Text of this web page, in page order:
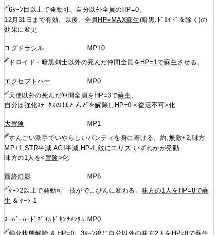
6ﾀｰﾝ目以上で発動可、自分以外全員のHP=0。
12月31日まで有効、以後、全員 HP=MAX蘇生(暗黒.ﾄﾞﾛｲﾄﾞを除く)の
効果に変更
ユグドラシル
MP10
ドロイド・暗黒剣士以外の死んだ仲間全員を HP=1で蘇生させる。
エクセプトハー
MP0
天使以外の死んだ仲間全員をHP=3で蘇生、
自分は強化ｽﾃｰﾀｽのほとんどを解除しHP=0 <復活不可>化
大冒険
MP1
すんごい派手でいやらしいパンティを身に着ける。約,無敵+2,味方
MP+1,STR半減,AGI半減,HP-1,敵にエリス いずれかが発動
味方の1人を< 冒険>化
最終幻影
MP6
ﾀｰﾝ2以上で発動可 技がでこぴんに変わる。味方の1人をHP=8で蘇
生 & ﾀｰﾝ-1
ｽｰﾊﾟｰﾊｰﾄﾞﾎﾞｲﾙﾄﾞｾﾝﾁﾒﾝﾀﾙ MP0
強化状態解除 & HP=0、3ﾀｰﾝ後に自分以外の味方2人をHP=8で蘇生